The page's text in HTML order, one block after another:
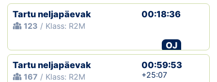
Tartu neljapäevak
123 / Klass: R2M
00:18:36
OJ
Tartu neljapäevak
167 / Klass: R2M
00:59:53
+25:07